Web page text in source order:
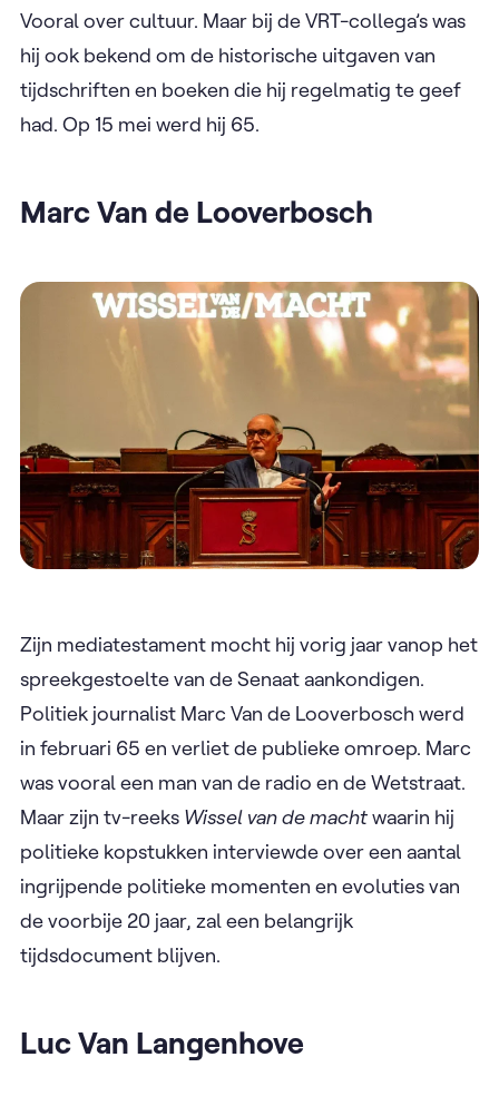
Vooral over cultuur. Maar bij de VRT-collega’s was
hij ook bekend om de historische uitgaven van
tijdschriften en boeken die hij regelmatig te geef
had. Op 15 mei werd hij 65.
Marc Van de Looverbosch
Zijn mediatestament mocht hij vorig jaar vanop het
spreekgestoelte van de Senaat aankondigen.
Politiek journalist Marc Van de Looverbosch werd
in februari 65 en verliet de publieke omroep. Marc
was vooral een man van de radio en de Wetstraat.
Maar zijn tv-reeks Wissel van de machtwaarin hij
politieke kopstukken interviewde over een aantal
ingrijpende politieke momenten en evoluties van
de voorbije 20 jaar, zal een belangrijk
tijdsdocument blijven.
Luc Van Langenhove